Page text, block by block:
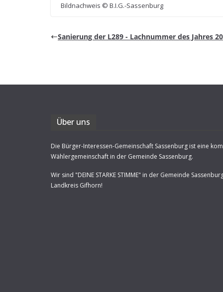
Bild­nach­weis © B.I.G.-Sassenburg
Sanie­rung der L289 - Lach­num­mer des Jah­res
Über uns
Die Bürger-Interessen-Gemeinschaft Sassenburg ist eine
Wählergemeinschaft in der Gemeinde Sassenburg.
Wir sind "DEINE STARKE STIMME" in der Gemeinde
Landkreis Gifhorn!